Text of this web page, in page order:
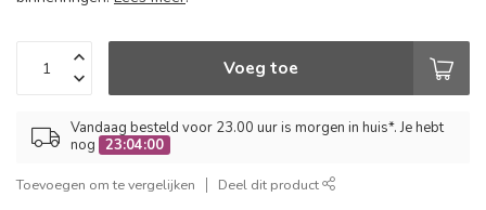
Voeg toe
Vandaag besteld voor 23.00 uur is morgen in huis*. Je hebt
nog 23:04:00
Toevoegen om te vergelijken Deel dit product